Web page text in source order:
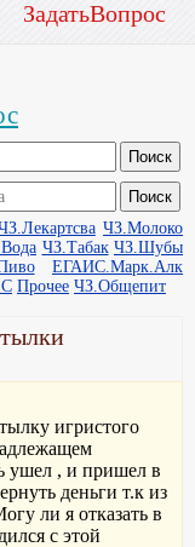
ЗадатьВопрос
ЧЗ.Молоко
ЧЗ.Табак ЧЗ.Шубы
ЕГАИС.Марк.Алк
Прочее ЧЗ.Общепит
игристого
ушел , и пришел в
деньги т.к из
ли я отказать в
с этой